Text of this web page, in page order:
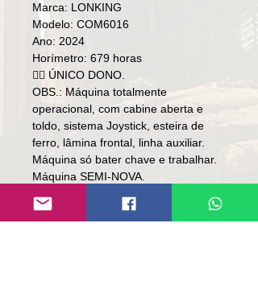
Marca: LONKING
Modelo: COM6016
Ano: 2024
Horímetro: 679 horas
👉🏻 ÚNICO DONO.
OBS.: Máquina totalmente
operacional, com cabine aberta e
toldo, sistema Joystick, esteira de
ferro, lâmina frontal, linha auxiliar.
Máquina só bater chave e trabalhar.
Máquina SEMI-NOVA.
Local: RS